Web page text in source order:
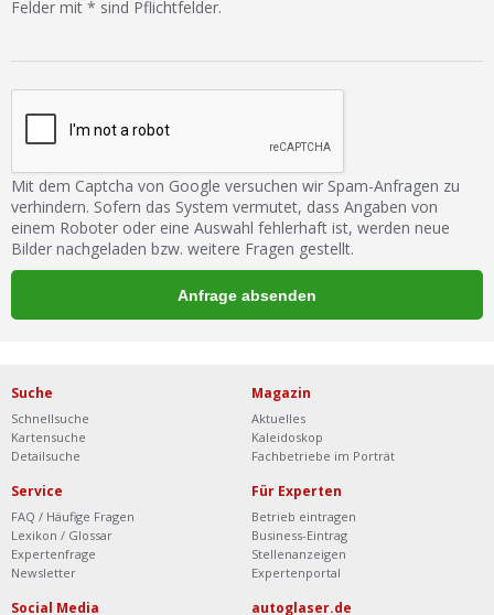
Felder mit * sind Pflichtfelder.
Mit dem Captcha von Google versuchen wir Spam-Anfragen zu
verhindern. Sofern das System vermutet, dass Angaben von
einem Roboter oder eine Auswahl fehlerhaft ist, werden neue
Bilder nachgeladen bzw. weitere Fragen gestellt.
Suche
Schnellsuche
Kartensuche
Detailsuche
Magazin
Aktuelles
Kaleidoskop
Fachbetriebe im Porträt
Service
FAQ / Häufige Fragen
Lexikon / Glossar
Expertenfrage
Newsletter
Für Experten
Betrieb eintragen
Business-Eintrag
Stellenanzeigen
Expertenportal
Social Media autoglaser.de